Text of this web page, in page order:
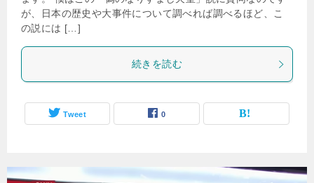
が、日本の歴史や大事件について調べれば調べるほど、こ
の説には […]
続きを読む
Tweet 0